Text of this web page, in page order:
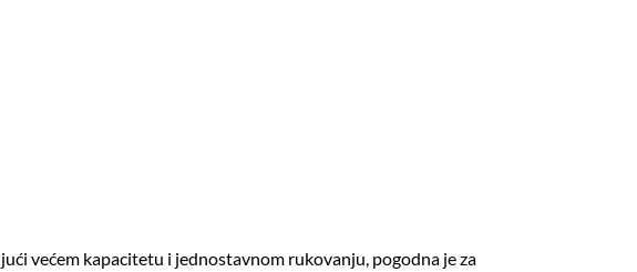
većem kapacitetu i jednostavnom rukovanju, pogodna je za